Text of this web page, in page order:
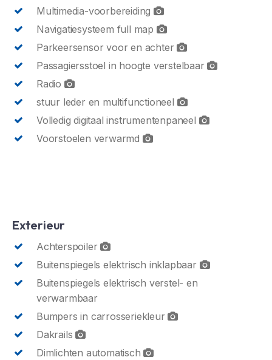
Multimedia-voorbereiding
Navigatiesysteem full map
Parkeersensor voor en achter
Passagiersstoel in hoogte verstelbaar
Radio
stuur leder en multifunctioneel
Volledig digitaal instrumentenpaneel
Voorstoelen verwarmd
Exterieur
Achterspoiler
Buitenspiegels elektrisch inklapbaar
Buitenspiegels elektrisch verstel- en
verwarmbaar
Bumpers in carrosseriekleur
Dakrails
Dimlichten automatisch